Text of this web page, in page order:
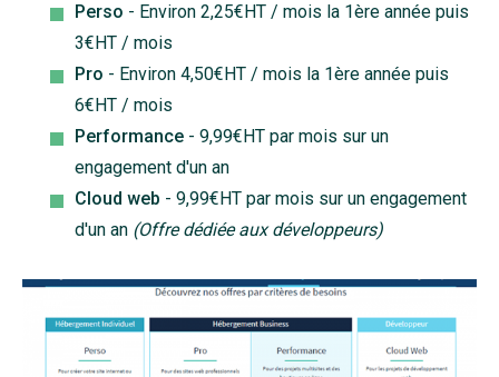
Perso - Environ 2,25€HT / mois la 1ère année puis
3€HT / mois
Pro - Environ 4,50€HT / mois la 1ère année puis
6€HT / mois
Performance - 9,99€HT par mois sur un
engagement d'un an
Cloud web - 9,99€HT par mois sur un engagement
d'un an (Offre dédiée aux développeurs)